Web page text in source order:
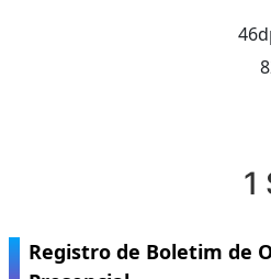
1
Registro de Boletim de